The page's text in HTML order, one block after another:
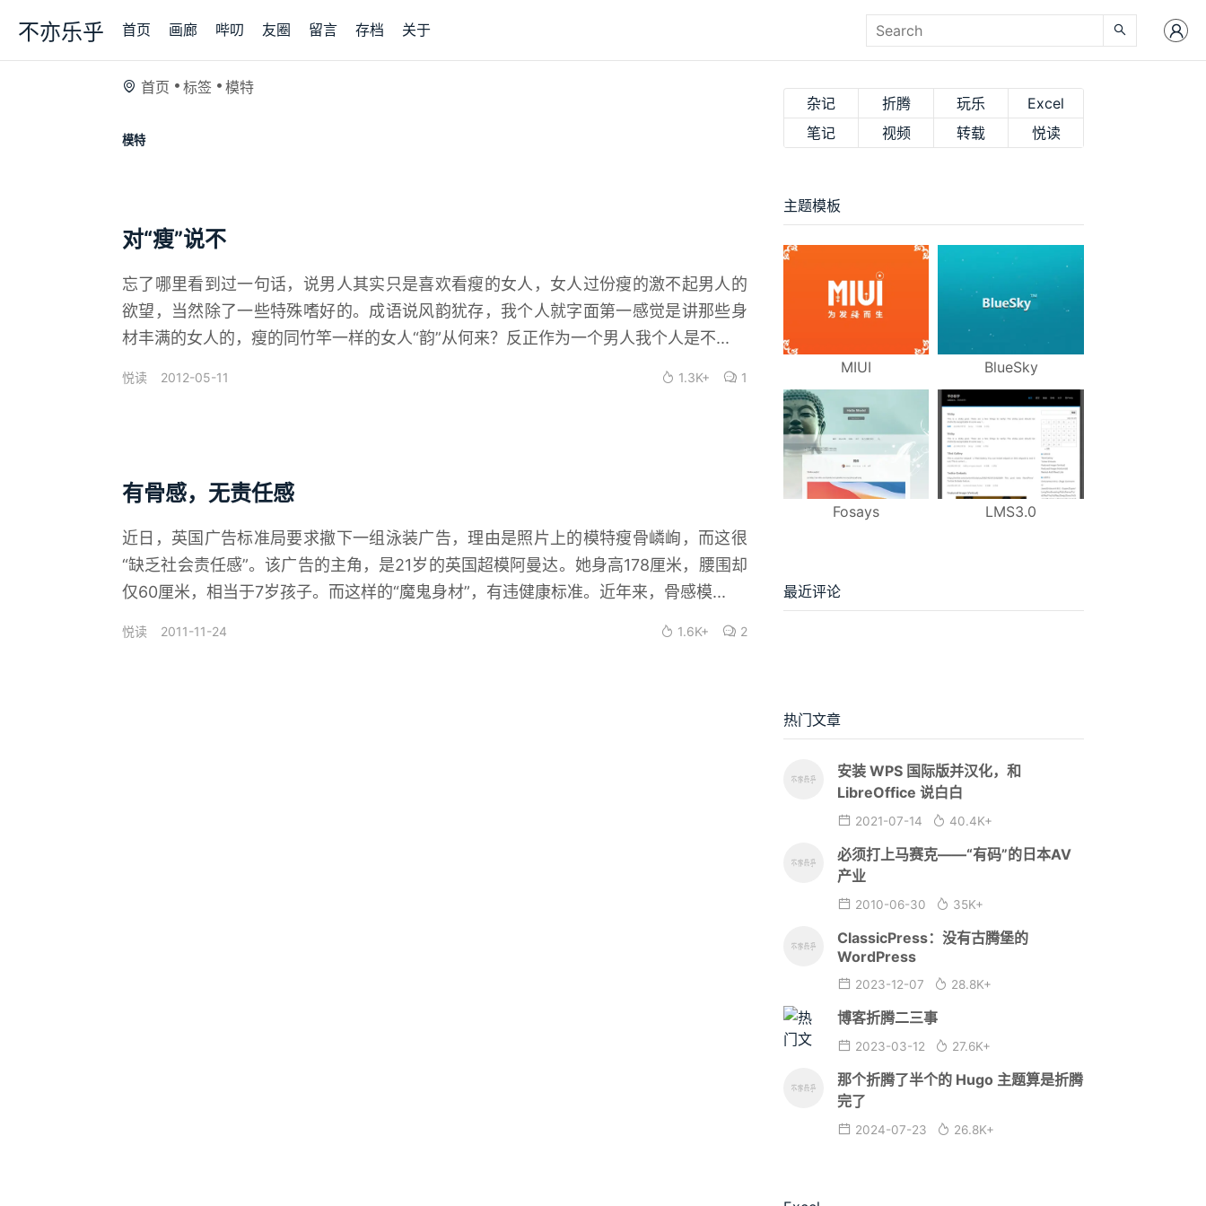
不亦乐乎 首页 画廊 哔叨 友圈 留言 存档 关于
首页 标签 模特
模特
对“瘦”说不
忘了哪里看到过一句话，说男人其实只是喜欢看瘦的女人，女人过份瘦的激不起男人的
欲望，当然除了一些特殊嗜好的。成语说风韵犹存，我个人就字面第一感觉是讲那些身
材丰满的女人的，瘦的同竹竿一样的女人“韵”从何来？反正作为一个男人我个人是不...
悦读 2012-05-11 1.3K+ 1
有骨感，无责任感
近日，英国广告标准局要求撤下一组泳装广告，理由是照片上的模特瘦骨嶙峋，而这很
“缺乏社会责任感”。该广告的主角，是21岁的英国超模阿曼达。她身高178厘米，腰围却
仅60厘米，相当于7岁孩子。而这样的“魔鬼身材”，有违健康标准。近年来，骨感模...
悦读 2011-11-24 1.6K+ 2
杂记 折腾 玩乐
Excel
笔记
视频 转载 悦读
主题模板
MIUI BlueSky
Fosays LMS3.0
最近评论
热门文章
安装 WPS 国际版并汉化，和
LibreOffice 说白白
2021-07-14 40.4K+
必须打上马赛克——“有码”的日本AV
产业
2010-06-30 35K+
ClassicPress：没有古腾堡的
WordPress
2023-12-07 28.8K+
博客折腾二三事
2023-03-12 27.6K+
那个折腾了半个的 Hugo 主题算是折腾
完了
2024-07-23 26.8K+